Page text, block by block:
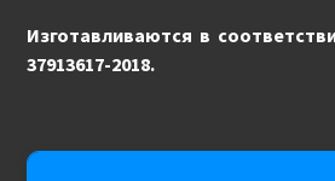
Изготавливаются в
37913617-2018.